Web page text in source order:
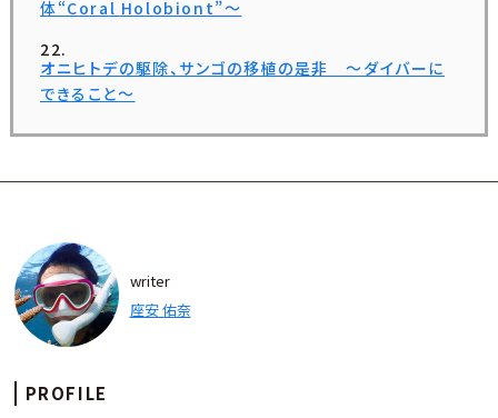
体“Coral Holobiont”～
オニヒトデの駆除、サンゴの移植の是非 ～ダイバーに
できること～
writer
座安 佑奈
PROFILE